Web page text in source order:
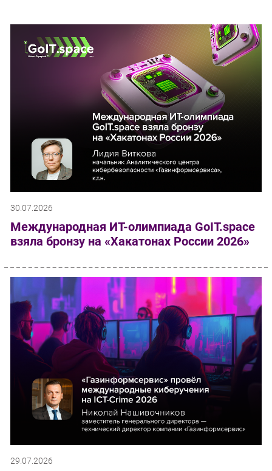
30.07.2026
Международная ИТ-олимпиада GoIT.space
взяла бронзу на «Хакатонах России 2026»
29.07.2026